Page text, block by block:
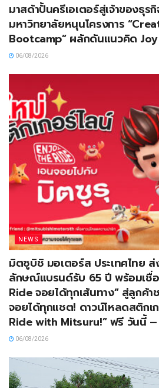
มาสด้าปั้นครีเอเตอร์สู่เจ้าของธุ
มหาวิทยาลัยหนุนโครงการ
Bootcamp” ผลักดันแนวคิด
06/08/2026
NEWS
มิตซูบิชิ มอเตอร์ส ประเทศไทย
ลักษณ์แบรนด์รับ 65 ปี พร้อมเชื่
Ride จอยได้ทุกเส้นทาง” สู่ลูกค้า
จอยได้ทุกแชต! ดาวน์โหลดสติกเ
Ride with Mitsuru!” ฟรี วันนี้
06/08/2026